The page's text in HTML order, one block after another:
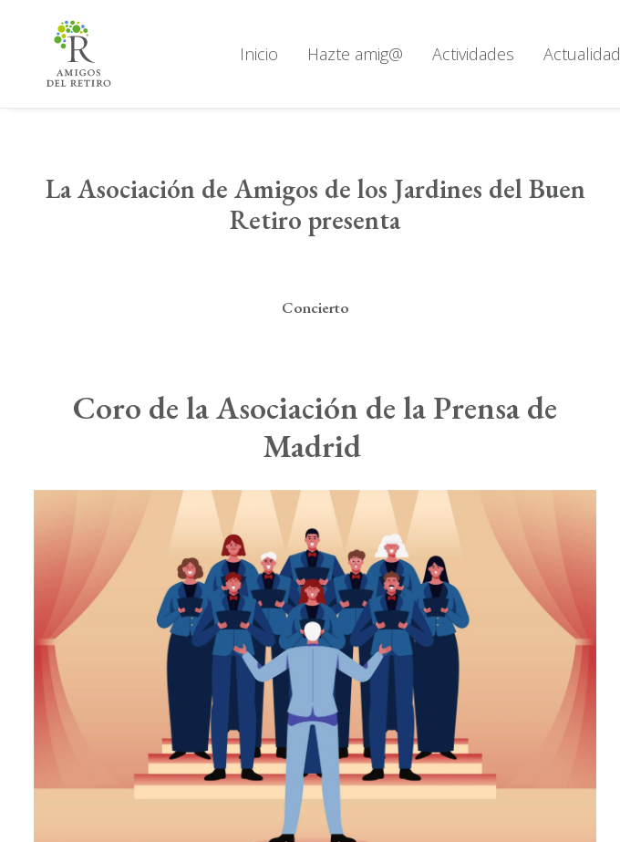
Inicio Hazte amig@ Actividades Actualidad
La Asociación de Amigos de los Jardines del Buen
Retiro presenta
Concierto
Coro de la Asociación de la Prensa de
Madrid